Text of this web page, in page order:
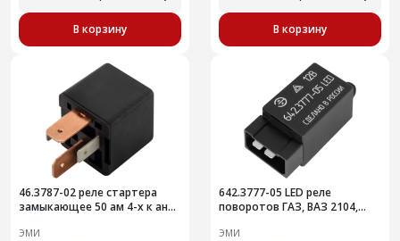
В корзину В корзину
46.3787-02 реле стартера
замыкающее 50 ам 4-х к анал
ЭМИ
642.3777-05 LED реле
поворотов ГАЗ, ВАЗ 2104,
ЭМИ